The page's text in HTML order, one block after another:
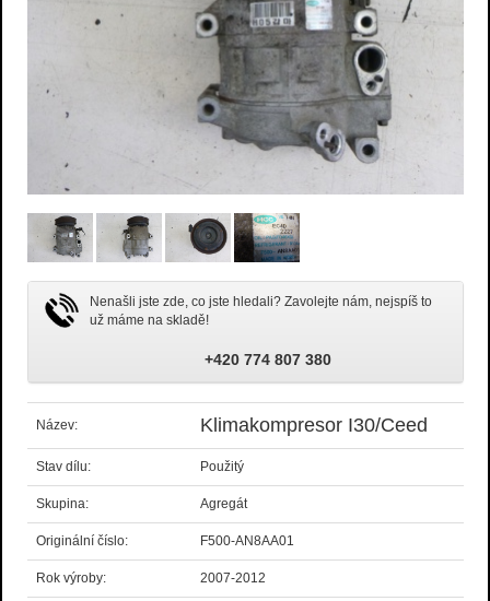
Nenašli jste zde, co jste hledali? Zavolejte nám, nejspíš to
už máme na skladě!
+420 774 807 380
Název: Klimakompresor I30/Ceed
Stav dílu: Použitý
Skupina: Agregát
Originální číslo: F500-AN8AA01
Rok výroby: 2007-2012